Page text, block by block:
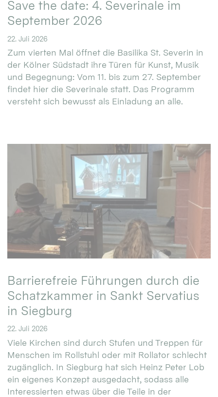
Save the date: 4. Severinale im
September 2026
22. Juli 2026
Zum vierten Mal öffnet die Basilika St. Severin in
der Kölner Südstadt ihre Türen für Kunst, Musik
und Begegnung: Vom 11. bis zum 27. September
findet hier die Severinale statt. Das Programm
versteht sich bewusst als Einladung an alle.
Barrierefreie Führungen durch die
Schatzkammer in Sankt Servatius
in Siegburg
22. Juli 2026
Viele Kirchen sind durch Stufen und Treppen für
Menschen im Rollstuhl oder mit Rollator schlecht
zugänglich. In Siegburg hat sich Heinz Peter Lob
ein eigenes Konzept ausgedacht, sodass alle
Interessierten etwas über die Teile in der